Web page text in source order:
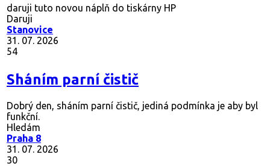
daruji tuto novou náplň do tiskárny HP
Daruji
Stanovice
31. 07. 2026
54
Sháním parní čistič
Dobrý den, sháním parní čistič, jediná podmínka je aby byl
funkční.
Hledám
Praha 8
31. 07. 2026
30